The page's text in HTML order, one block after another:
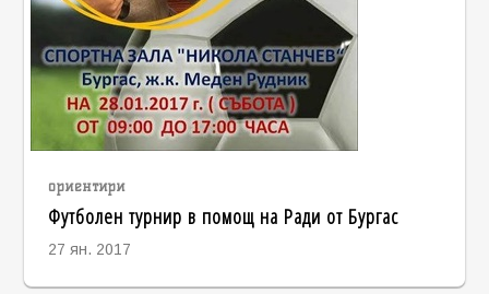
ориентири
Футболен турнир в помощ на Ради от Бургас
27 ян. 2017